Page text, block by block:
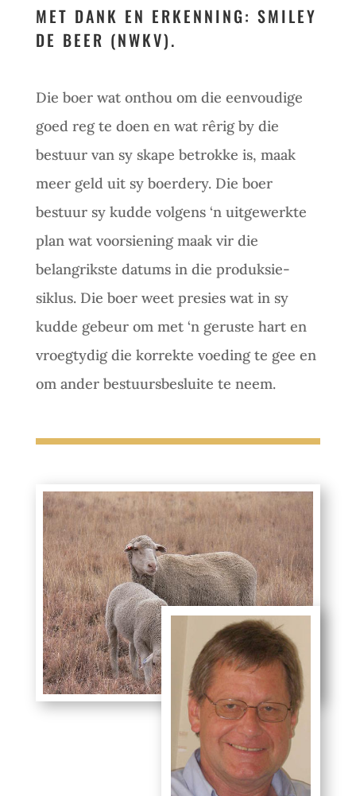
MET DANK EN ERKENNING: SMILEY
DE BEER (NWKV).
Die boer wat onthou om die eenvoudige
goed reg te doen en wat rêrig by die
bestuur van sy skape betrokke is, maak
meer geld uit sy boerdery. Die boer
bestuur sy kudde volgens ‘n uitgewerkte
plan wat voorsiening maak vir die
belangrikste datums in die produksie-
siklus. Die boer weet presies wat in sy
kudde gebeur om met ‘n geruste hart en
vroegtydig die korrekte voeding te gee en
om ander bestuursbesluite te neem.